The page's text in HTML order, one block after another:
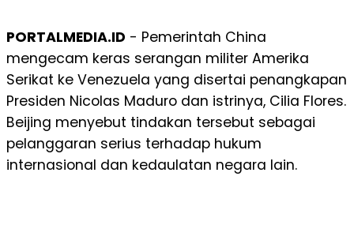
PORTALMEDIA.ID - Pemerintah China
mengecam keras serangan militer Amerika
Serikat ke Venezuela yang disertai penangkapan
Presiden Nicolas Maduro dan istrinya, Cilia Flores.
Beijing menyebut tindakan tersebut sebagai
pelanggaran serius terhadap hukum
internasional dan kedaulatan negara lain.